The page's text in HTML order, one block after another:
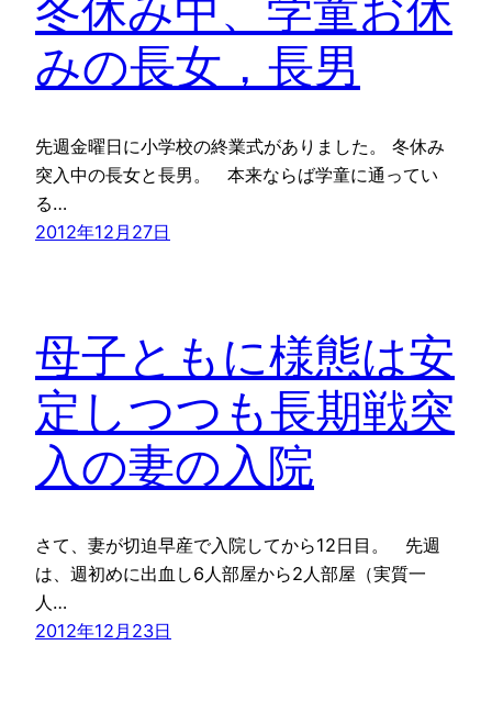
みの長女，長男
先週金曜日に小学校の終業式がありました。 冬休み
突入中の長女と長男。 本来ならば学童に通ってい
る…
2012年12月27日
母子ともに様態は安
定しつつも長期戦突
入の妻の入院
さて、妻が切迫早産で入院してから12日目。 先週
は、週初めに出血し6人部屋から2人部屋（実質一
人…
2012年12月23日